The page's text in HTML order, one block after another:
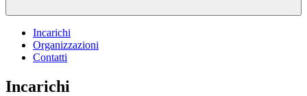
Incarichi
Organizzazioni
Contatti
Incarichi